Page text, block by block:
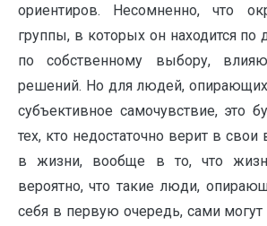
ориентиров. Несомненно, что
группы, в которых он находится по
по собственному выбору,
решений. Но для людей,
субъективное самочувствие, это
тех, кто недостаточно верит в
в жизни, вообще в то, что
вероятно, что такие люди,
себя в первую очередь, сами могут